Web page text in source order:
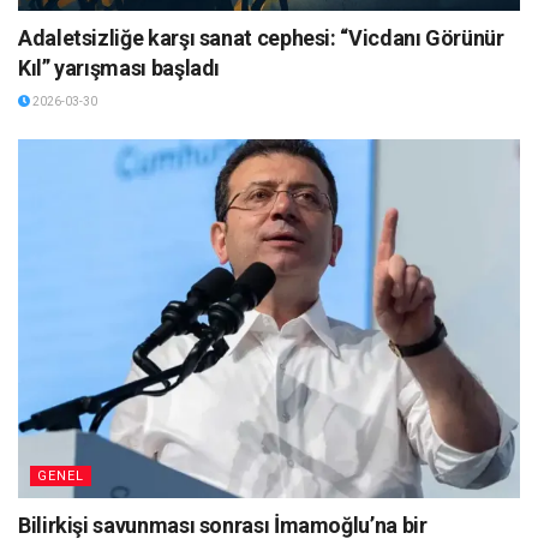
Adaletsizliğe karşı sanat cephesi: “Vicdanı Görünür
Kıl” yarışması başladı
2026-03-30
GENEL
Bilirkişi savunması sonrası İmamoğlu’na bir